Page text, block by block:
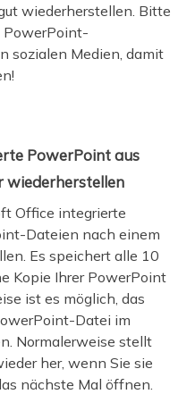
wiederherstellen. Bitte
PowerPoint-
sozialen Medien, damit
PowerPoint aus
wiederherstellen
Office integrierte
Dateien nach einem
Es speichert alle 10
Kopie Ihrer PowerPoint
ist es möglich, das
Datei im
Normalerweise stellt
her, wenn Sie sie
nächste Mal öffnen.